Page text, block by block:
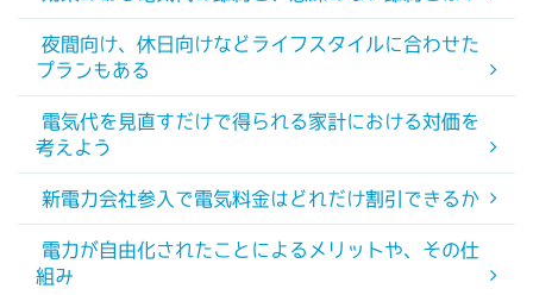
夜間向け、休日向けなどライフスタイルに合わせた
プランもある
電気代を見直すだけで得られる家計における対価を
考えよう
新電力会社参入で電気料金はどれだけ割引できるか
電力が自由化されたことによるメリットや、その仕
組み